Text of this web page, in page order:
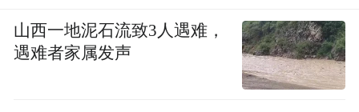
山西一地泥石流致3人遇难，
遇难者家属发声